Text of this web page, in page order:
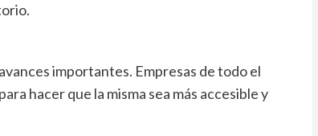
importantes. Empresas de todo el
hacer que la misma sea más accesible y